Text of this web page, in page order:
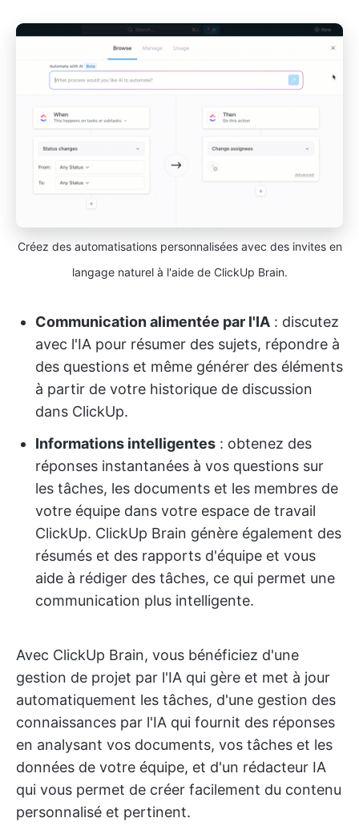
Créez des automatisations personnalisées avec des invites en
langage naturel à l'aide de ClickUp Brain.
Communication alimentée par l'IA : discutez
avec l'IA pour résumer des sujets, répondre à
des questions et même générer des éléments
à partir de votre historique de discussion
dans ClickUp.
Informations intelligentes : obtenez des
réponses instantanées à vos questions sur
les tâches, les documents et les membres de
votre équipe dans votre espace de travail
ClickUp. ClickUp Brain génère également des
résumés et des rapports d'équipe et vous
aide à rédiger des tâches, ce qui permet une
communication plus intelligente.
Avec ClickUp Brain, vous bénéficiez d'une
gestion de projet par l'IA qui gère et met à jour
automatiquement les tâches, d'une gestion des
connaissances par l'IA qui fournit des réponses
en analysant vos documents, vos tâches et les
données de votre équipe, et d'un rédacteur IA
qui vous permet de créer facilement du contenu
personnalisé et pertinent.